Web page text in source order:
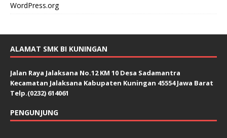
WordPress.org
ALAMAT SMK BI KUNINGAN
Jalan Raya Jalaksana No.12 KM 10 Desa Sadamantra
Kecamatan Jalaksana Kabupaten Kuningan 45554 Jawa Barat
Telp.(0232) 614061
PENGUNJUNG